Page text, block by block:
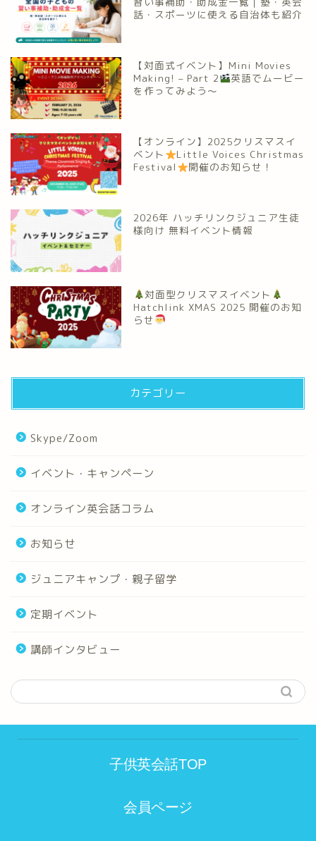
話・スポーツに使える自治体も紹介
【対面式イベント】Mini Movies
Making! – Part 2
英語でムービー
を作ってみよう～
【オンライン】2025クリスマスイ
ベント
Little Voices Christmas
Festival
開催のお知らせ！
2026年 ハッチリンクジュニア生徒
様向け 無料イベント情報
対面型クリスマスイベント
Hatchlink XMAS 2025 開催のお知
らせ
カテゴリー
Skype/Zoom
イベント・キャンペーン
オンライン英会話コラム
お知らせ
ジュニアキャンプ・親子留学
定期イベント
講師インタビュー
子供英会話TOP
会員ページ